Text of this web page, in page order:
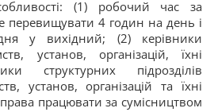
(1) робочий час за
перевищувати 4 годин на день і
у вихідний; (2) керівники
установ, організацій, їхні
структурних підрозділів
установ, організацій та їхні
працювати за сумісництвом